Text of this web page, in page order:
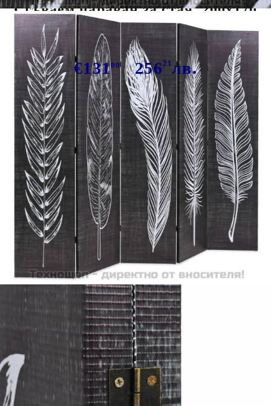
Сгъваем параван за стая, 200x170
см, пера, черно и бяло
€13100 25621лв.
В наличност: 56 бр.
Време за доставка: 5 до 9 дни
Безплатна доставка до адрес при плащане по банков път
Цвят:
Черно и бяло
Материал:
Рамка от чамова дървесина масив + покривало от канава
Размери:
200 x 170 cм (Ш x В)
EAN code:
8718475593638
Плат:
Полиестер
Купи на изплащане
Сгъваем параван за стая, 200x170 см, пера, черно и
Please select credit institution
Цена на продукта: €131.00
Extraction of information from credit institutions
Предоставената таблица е с информационна цел.
Добавете продукта в количката си с бутона "Добави в